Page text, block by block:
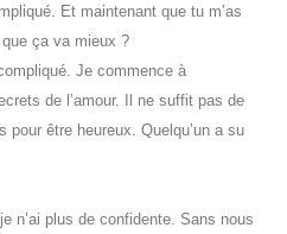
Et maintenant que tu m’as
ça va mieux ?
Je commence à
de l’amour. Il ne suffit pas de
pour être heureux. Quelqu’un a su
n’ai plus de confidente. Sans nous